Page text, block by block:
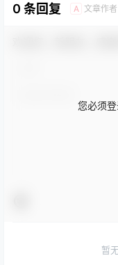
0 条回复 A 文章作者
您必须
暂